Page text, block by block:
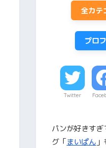
全カテ
プロ
Twitter
パンが好きす
グ「まいぱん